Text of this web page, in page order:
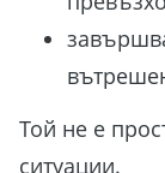
Той не е
ситуации.